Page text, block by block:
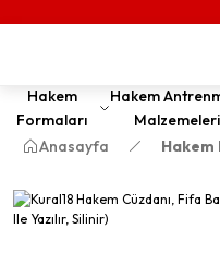
Hakem
Formaları
Hakem
Malzemeleri
Anasayfa
Hakem